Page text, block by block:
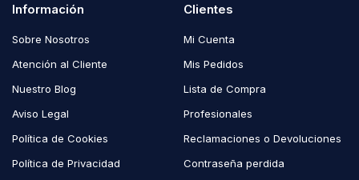
Información
Sobre Nosotros
Atención al Cliente
Nuestro Blog
Aviso Legal
Política de Cookies
Política de Privacidad
Clientes
Mi Cuenta
Mis Pedidos
Lista de Compra
Profesionales
Reclamaciones o Devoluciones
Contraseña perdida